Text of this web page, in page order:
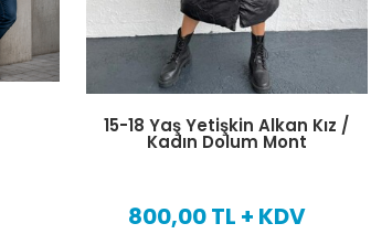
15-18 Yaş Yetişkin Alkan Kız /
Kadın Dolum Mont
800,00 TL + KDV